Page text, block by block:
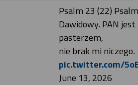
Psalm 23 (22) Psalm
Dawidowy. PAN
pasterzem,
nie brak mi niczego.
pic.twitter.com/
June 13, 2026